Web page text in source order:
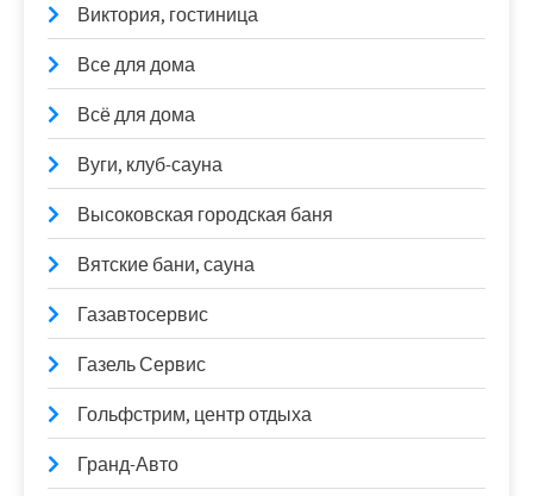
Виктория, гостиница
Все для дома
Всё для дома
Вуги, клуб-сауна
Высоковская городская баня
Вятские бани, сауна
Газавтосервис
Газель Сервис
Гольфстрим, центр отдыха
Гранд-Авто